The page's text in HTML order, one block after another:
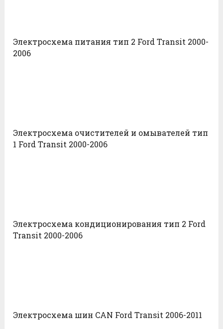
Электросхема питания тип 2 Ford Transit 2000-
2006
Электросхема очистителей и омывателей тип
1 Ford Transit 2000-2006
Электросхема кондиционирования тип 2 Ford
Transit 2000-2006
Электросхема шин CAN Ford Transit 2006-2011